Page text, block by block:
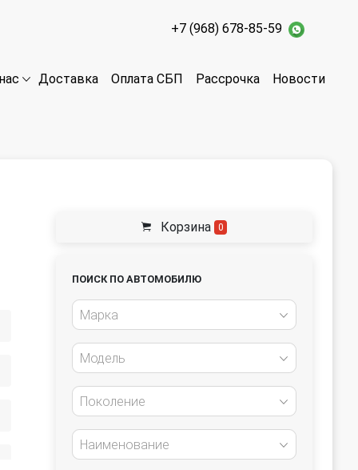
+7 (968) 678-85-59
Доставка Оплата СБП Рассрочка Новости
Корзина 0
ПОИСК ПО АВТОМОБИЛЮ
Марка
Модель
Поколение
Наименование